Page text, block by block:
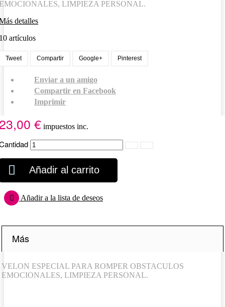
LIMPIEZA PERSONAL.
detalles
artículos
Tweet Compartir Google+ Pinterest
Enviar a un amigo
Compartir en Facebook
Imprimir
€ impuestos inc.
Añadir al carrito
Añadir a la lista de deseos
Más
VELON ESPECIAL PARA ROMPER OBSTACULOS
EMOCIONALES, LIMPIEZA PERSONAL.